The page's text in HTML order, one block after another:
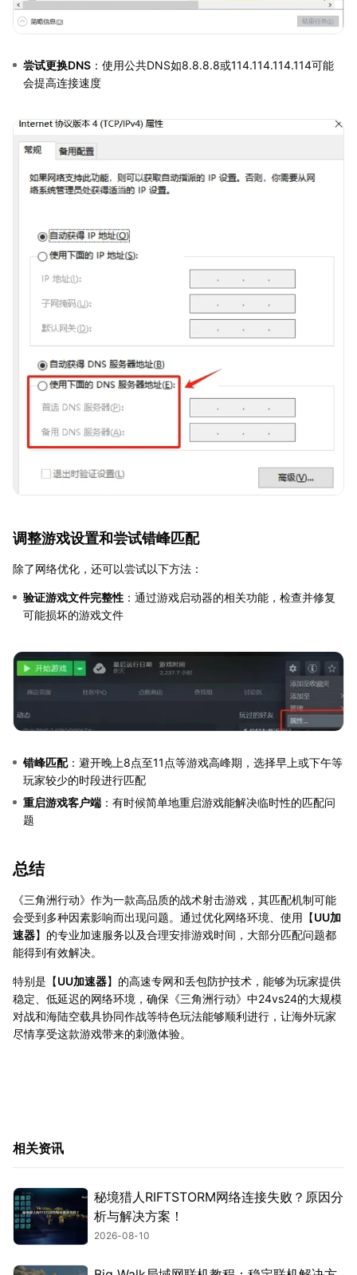
尝试更换DNS ：使用公共DNS如8.8.8.8或114.114.114.114可能
会提高连接速度
调整游戏设置和尝试错峰匹配
除了网络优化，还可以尝试以下方法：
验证游戏文件完整性 ：通过游戏启动器的相关功能，检查并修复
可能损坏的游戏文件
错峰匹配：避开晚上8点至11点等游戏高峰期，选择早上或下午等
玩家较少的时段进行匹配
重启游戏客户端 ：有时候简单地重启游戏能解决临时性的匹配问
题
总结
《三角洲行动》作为一款高品质的战术射击游戏，其匹配机制可能
会受到多种因素影响而出现问题。通过优化网络环境、使用【UU加
速器】的专业加速服务以及合理安排游戏时间，大部分匹配问题都
能得到有效解决。
特别是【UU加速器】的高速专网和丢包防护技术，能够为玩家提供
稳定、低延迟的网络环境，确保《三角洲行动》中24vs24的大规模
对战和海陆空载具协同作战等特色玩法能够顺利进行，让海外玩家
尽情享受这款游戏带来的刺激体验。
相关资讯
秘境猎人RIFTSTORM网络连接失败？原因分
析与解决方案！
2026-08-10